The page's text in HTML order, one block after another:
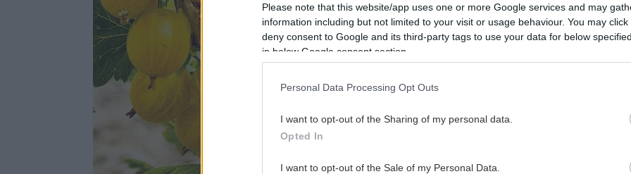
Please note that this website/app uses one or more Google services and may
information including but not limited to your visit or usage behaviour. You may
deny consent to Google and its third-party tags to use your data for below
in below Google consent section.
Personal Data Processing Opt Outs
I want to opt-out of the Sharing of my personal data.
Opted In
I want to opt-out of the Sale of my Personal Data.
Odroda silného rastu s dobrými predpokladmi
bohatej úrody. Veľmi veľké plody príjemnej chuti.
Odroda odolná voči múčnatke!